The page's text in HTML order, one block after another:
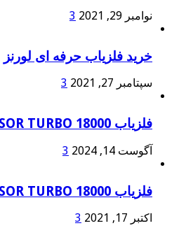
نوامبر 29, 2021 3
خرید فلزیاب حرفه ای لورنز
سپتامبر 27, 2021 3
فلزیاب FULL SENSOR TURBO 18000
آگوست 14, 2024 3
فلزیاب FULL SENSOR TURBO 18000
اکتبر 17, 2021
3